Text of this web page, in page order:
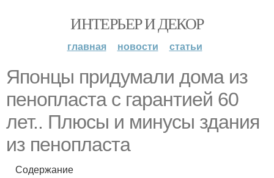
ИНТЕРЬЕР И ДЕКОР
главная новости статьи
Японцы придумали дома из
пенопласта с гарантией 60
лет.. Плюсы и минусы здания
из пенопласта
Содержание